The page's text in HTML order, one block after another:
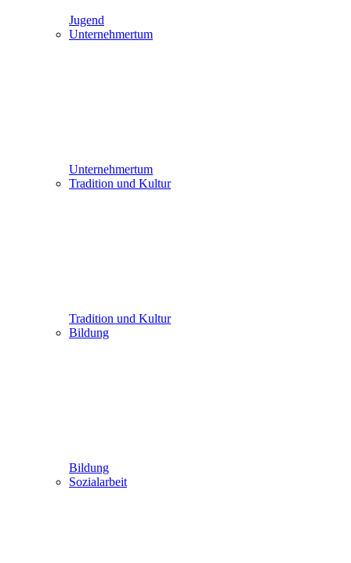
Jugend
Unternehmertum
Unternehmertum
Tradition und Kultur
Tradition und Kultur
Bildung
Bildung
Sozialarbeit